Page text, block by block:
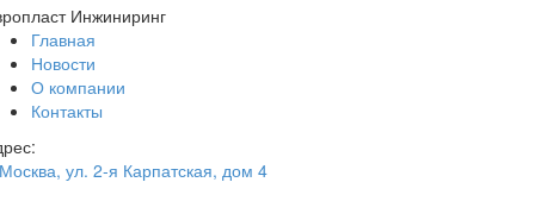
Инжиниринг
Главная
Новости
О компании
Контакты
, ул. 2-я Карпатская, дом 4